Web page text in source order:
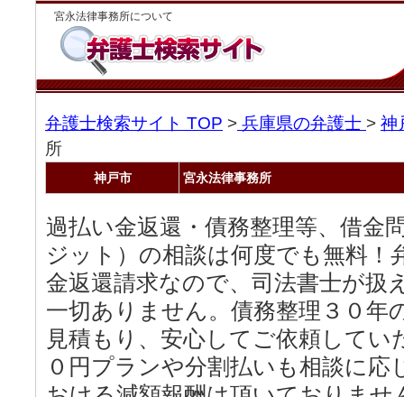
宮永法律事務所について
弁護士検索サイト TOP > 兵庫県の弁護士 > 神
所
神戸市 宮永法律事務所
過払い金返還・債務整理等、借金
ジット）の相談は何度でも無料！
金返還請求なので、司法書士が扱
一切ありません。債務整理３０年
見積もり、安心してご依頼してい
０円プランや分割払いも相談に応